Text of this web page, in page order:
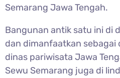
Semarang Jawa Tengah.
Bangunan antik satu ini di
dan dimanfaatkan sebagai
dinas pariwisata Jawa
Sewu Semarang juga di